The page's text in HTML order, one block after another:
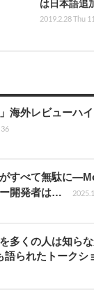
は日本語追
2019.2.28 Thu
海外レビューハ
すべて無駄に
開発者は…
多くの人は知ら
語られたトークシ